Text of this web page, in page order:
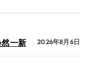
一新 2026年8月6日